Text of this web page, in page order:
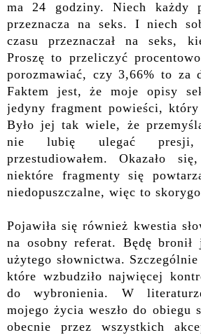
ma 24 godziny. Niech każdy
przeznacza na seks. I niech
czasu przeznaczał na seks,
Proszę to przeliczyć
porozmawiać, czy 3,66% to za
Faktem jest, że moje opisy
jedyny fragment powieści, który
Było jej tak wiele, że
nie lubię ulegać presji,
przestudiowałem. Okazało
niektóre fragmenty się
niedopuszczalne, więc to
Pojawiła się również kwestia
na osobny referat. Będę bronił
użytego słownictwa.
które wzbudziło najwięcej
do wybronienia. W
mojego życia weszło do obiegu
obecnie przez wszystkich